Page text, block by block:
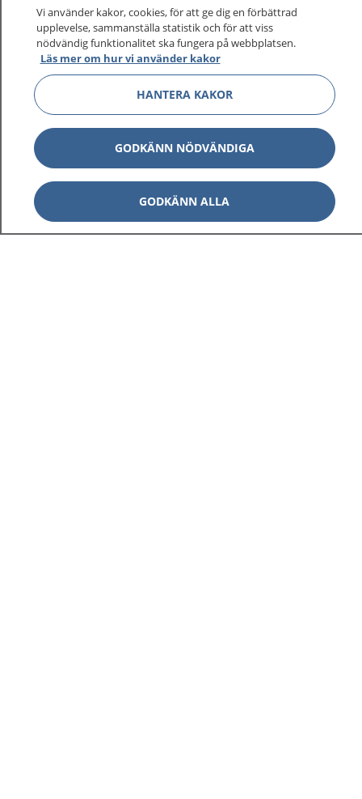
Vi använder kakor, cookies, för att ge dig en förbättrad
upplevelse, sammanställa statistik och för att viss
nödvändig funktionalitet ska fungera på webbplatsen.
Läs mer om hur vi använder kakor
HANTERA KAKOR
GODKÄNN NÖDVÄNDIGA
GODKÄNN ALLA